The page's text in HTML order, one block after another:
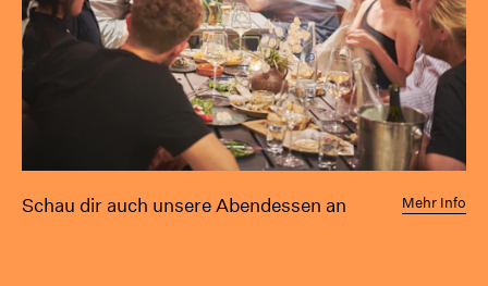
Schau dir auch unsere Abendessen an Mehr Info